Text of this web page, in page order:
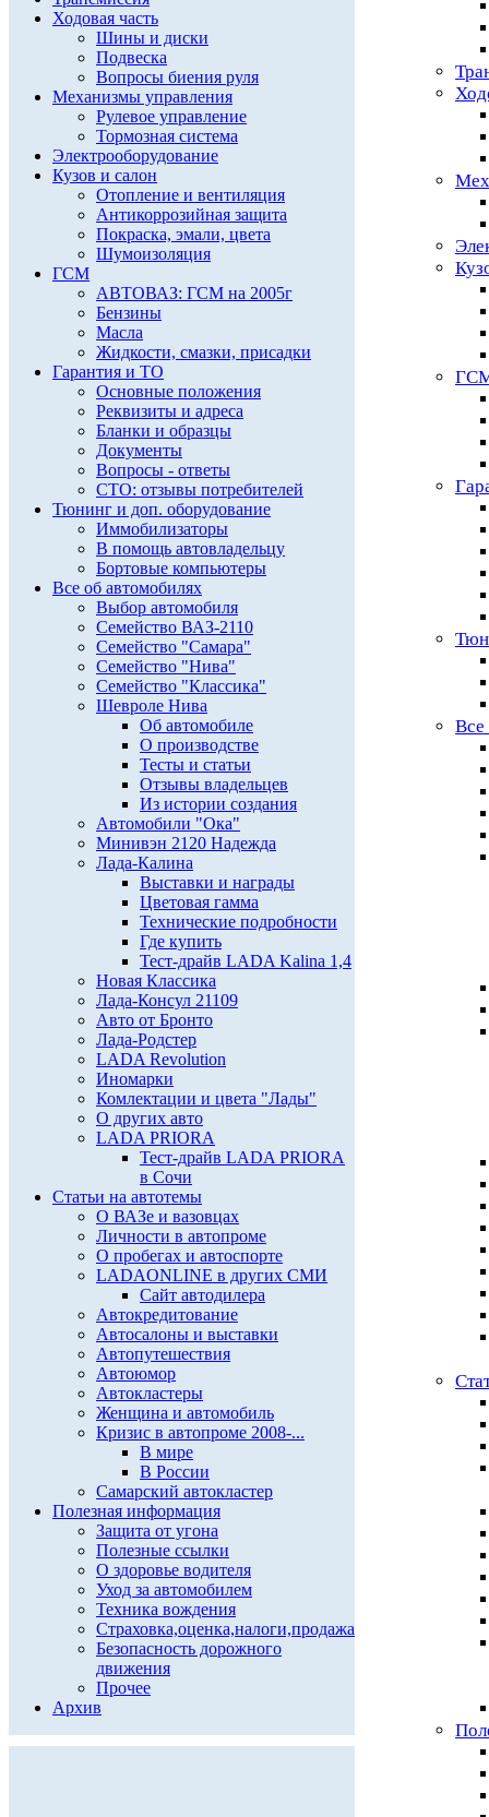
Ходовая часть
Шины и диски
Подвеска
Вопросы биения руля
Механизмы управления
Рулевое управление
Тормозная система
Электрооборудование
Кузов и салон
Отопление и вентиляция
Антикоррозийная защита
Покраска, эмали, цвета
Шумоизоляция
ГСМ
АВТОВАЗ: ГСМ на 2005г
Бензины
Масла
Жидкости, смазки, присадки
Гарантия и ТО
Основные положения
Реквизиты и адреса
Бланки и образцы
Документы
Вопросы - ответы
СТО: отзывы потребителей
Тюнинг и доп. оборудование
Иммобилизаторы
В помощь автовладельцу
Бортовые компьютеры
Все об автомобилях
Выбор автомобиля
Семейство ВАЗ-2110
Семейство "Самара"
Семейство "Нива"
Семейство "Классика"
Шевроле Нива
Об автомобиле
О производстве
Тесты и статьи
Отзывы владельцев
Из истории создания
Автомобили "Ока"
Минивэн 2120 Надежда
Лада-Калина
Выставки и награды
Цветовая гамма
Технические подробности
Где купить
Тест-драйв LADA Kalina 1,4
Новая Классика
Лада-Консул 21109
Авто от Бронто
Лада-Родстер
LADA Revolution
Иномарки
Комлектации и цвета "Лады"
О других авто
LADA PRIORA
Тест-драйв LADA PRIORA
в Сочи
Статьи на автотемы
О ВАЗе и вазовцах
Личности в автопроме
О пробегах и автоспорте
LADAONLINE в других СМИ
Сайт автодилера
Автокредитование
Автосалоны и выставки
Автопутешествия
Автоюмор
Автокластеры
Женщина и автомобиль
Кризис в автопроме 2008-...
В мире
В России
Самарский автокластер
Полезная информация
Защита от угона
Полезные ссылки
О здоровье водителя
Уход за автомобилем
Техника вождения
Страховка,оценка,налоги,продажа
Безопасность дорожного
движения
Прочее
Архив
Все